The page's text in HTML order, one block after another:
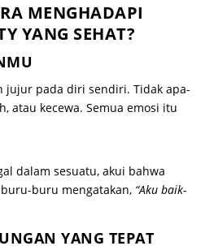
MENGHADAPI
YANG SEHAT?
jujur pada diri sendiri. Tidak apa-
atau kecewa. Semua emosi itu
dalam sesuatu, akui bahwa
buru-buru mengatakan, “Aku baik-
YANG TEPAT